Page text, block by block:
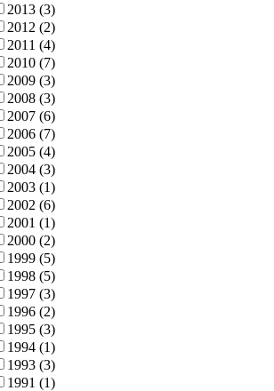
2013 (3)
2012 (2)
2011 (4)
2010 (7)
2009 (3)
2008 (3)
2007 (6)
2006 (7)
2005 (4)
2004 (3)
2003 (1)
2002 (6)
2001 (1)
2000 (2)
1999 (5)
1998 (5)
1997 (3)
1996 (2)
1995 (3)
1994 (1)
1993 (3)
1991 (1)